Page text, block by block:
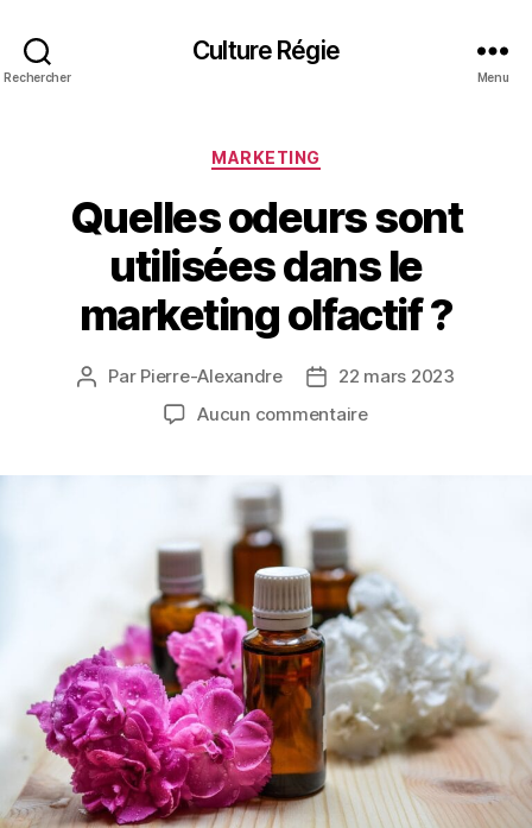
Rechercher
Culture Régie
Menu
Catégories
MARKETING
Quelles odeurs sont
utilisées dans le
marketing olfactif ?
Auteur
Par Pierre-Alexandre
Date22 mars 2023
Aucun commentairesur
le
marketing
olfactif
?